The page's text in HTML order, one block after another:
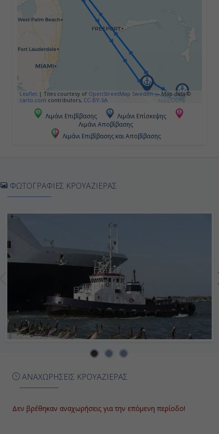
Πορτ Κανάβεραλ - Ορλάντο, Η.Π.Α.
07:00
Leaflet | Tiles courtesy of OpenStreetMap Sweden— Map data ©
carto.com contributors, CC-BY-SA
Λιμάνι Επιβίβασης
Λιμάνι Επίσκεψης
Λιμάνι Αποβίβασης
Λιμάνι Επιβίβασης και Αποβίβασης
ΑΝΑΧΩΡΗΣΕΙΣ ΚΡΟΥΑΖΙΕΡΑΣ
Δεν βρέθηκαν αναχωρήσεις για την επόμενη περίοδο!
ΦΩΤΟΓΡΑΦΙΕΣ ΚΡΟΥΑΖΙΕΡΑΣ